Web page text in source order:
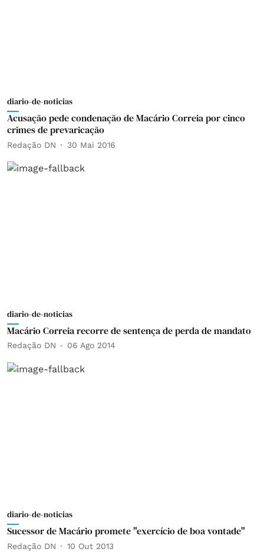
diario-de-noticias
Acusação pede condenação de Macário Correia por cinco
crimes de prevaricação
Redação DN 30 Mai 2016
diario-de-noticias
Macário Correia recorre de sentença de perda de mandato
Redação DN 06 Ago 2014
diario-de-noticias
Sucessor de Macário promete "exercício de boa vontade"
Redação DN 10 Out 2013